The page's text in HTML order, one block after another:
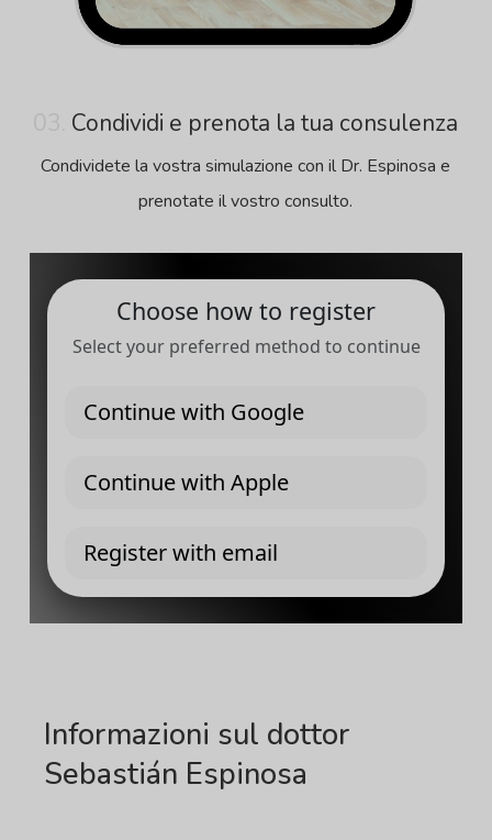
Condividi e prenota la tua consulenza
Condividete la vostra simulazione con il Dr. Espinosa e
prenotate il vostro consulto.
Informazioni sul dottor
Sebastián Espinosa